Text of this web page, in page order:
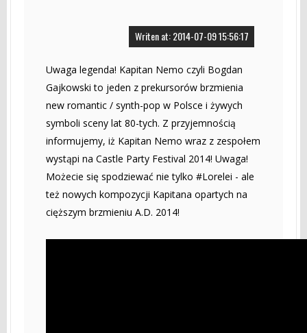
Writen at: 2014-07-09 15:56:17
Uwaga legenda! Kapitan Nemo czyli Bogdan
Gajkowski to jeden z prekursorów brzmienia
new romantic / synth-pop w Polsce i żywych
symboli sceny lat 80-tych. Z przyjemnością
informujemy, iż Kapitan Nemo wraz z zespołem
wystąpi na Castle Party Festival 2014! Uwaga!
Możecie się spodziewać nie tylko #Lorelei - ale
też nowych kompozycji Kapitana opartych na
cięższym brzmieniu A.D. 2014!